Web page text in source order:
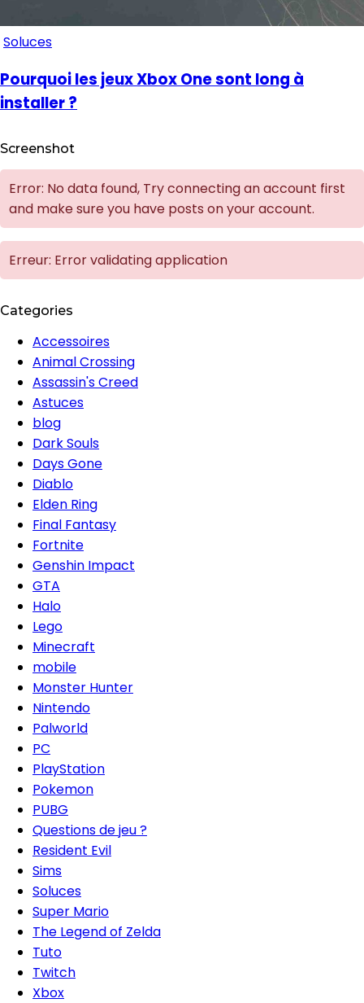
Soluces
Pourquoi les jeux Xbox One sont long à
installer ?
Screenshot
Error: No data found, Try connecting an account first
and make sure you have posts on your account.
Erreur: Error validating application
Categories
Accessoires
Animal Crossing
Assassin's Creed
Astuces
blog
Dark Souls
Days Gone
Diablo
Elden Ring
Final Fantasy
Fortnite
Genshin Impact
GTA
Halo
Lego
Minecraft
mobile
Monster Hunter
Nintendo
Palworld
PC
PlayStation
Pokemon
PUBG
Questions de jeu ?
Resident Evil
Sims
Soluces
Super Mario
The Legend of Zelda
Tuto
Twitch
Xbox